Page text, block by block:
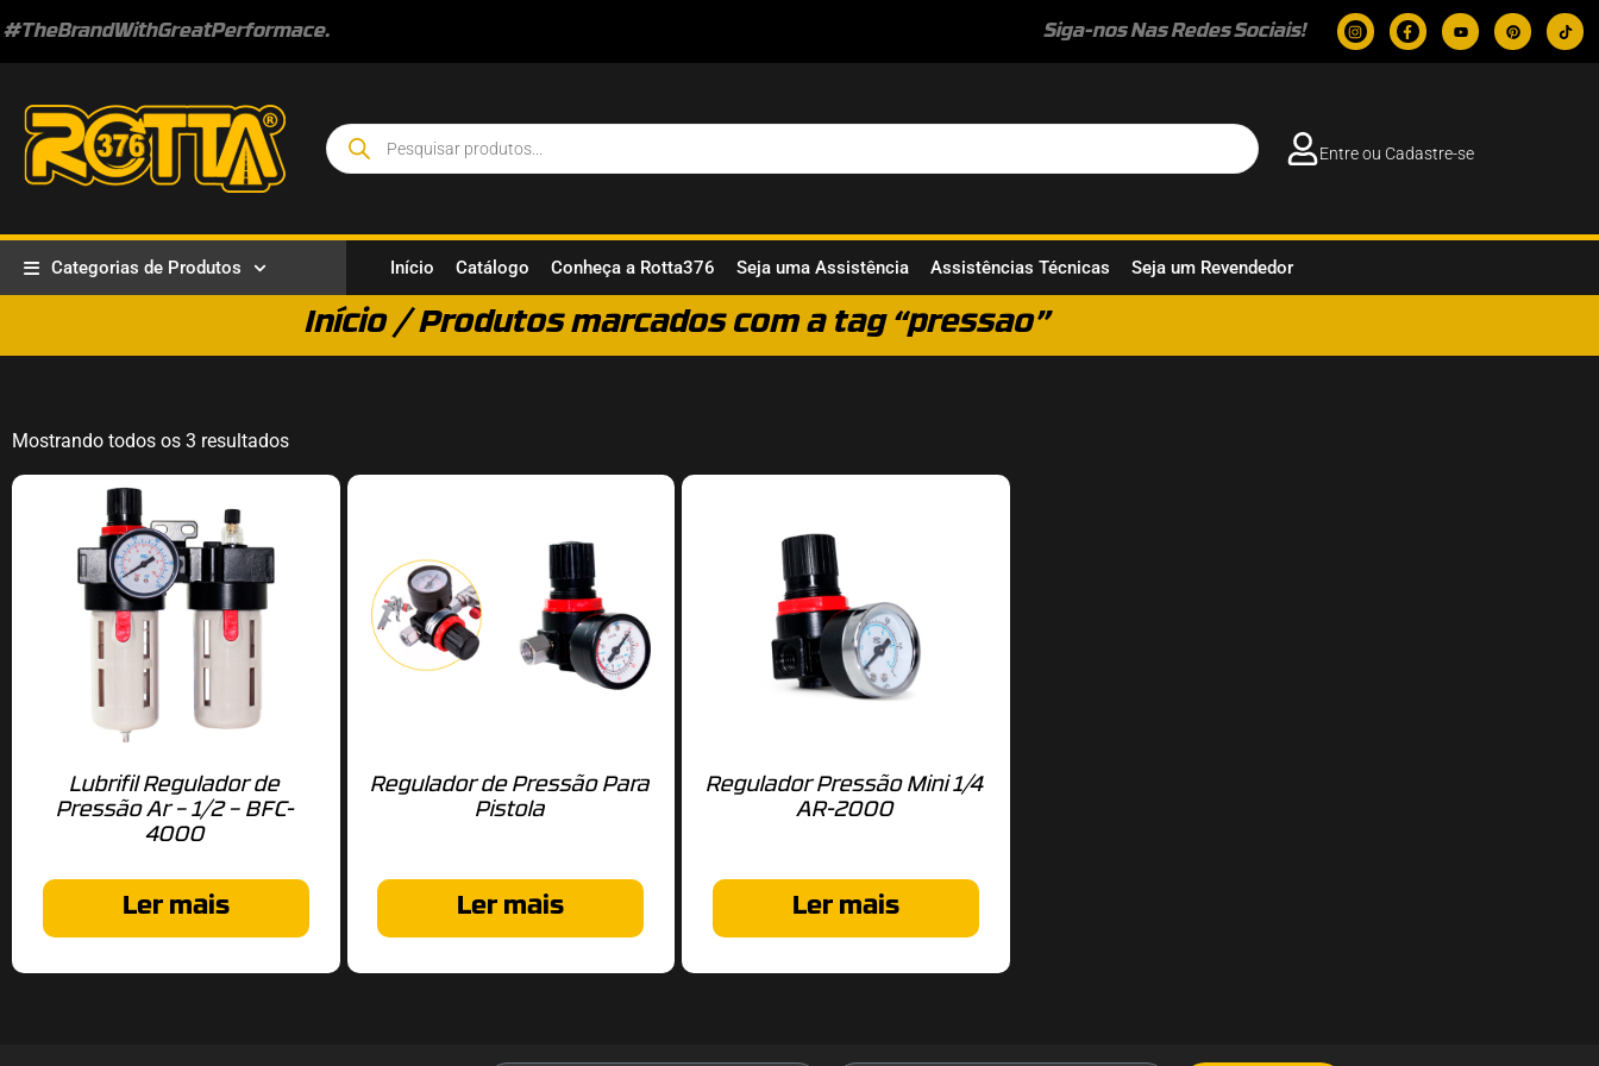
#TheBrandWithGreatPerformace. Siga-nos Nas Redes Sociais!
Entre ou Cadastre-se
Categorias de Produtos Início Catálogo Conheça a Rotta376 Seja uma Assistência Assistências Técnicas Seja um Revendedor
Início/ Produtos marcados com a tag “pressao”
Mostrando todos os 3 resultados
Lubrifil Regulador de
Pressão Ar – 1/2 – BFC-
4000
Ler mais
Regulador de Pressão Para
Pistola
Ler mais
Regulador Pressão Mini 1/4
AR-2000
Ler mais